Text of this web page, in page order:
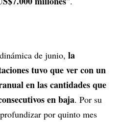
de junio, la
tuvo que ver con un
en las cantidades que
en baja. Por su
por quinto mes